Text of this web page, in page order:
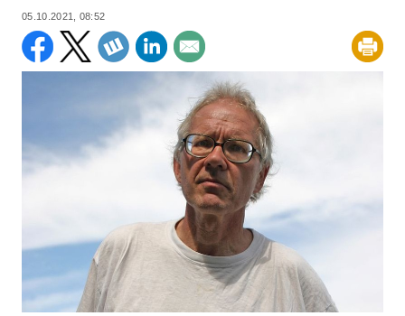
05.10.2021, 08:52